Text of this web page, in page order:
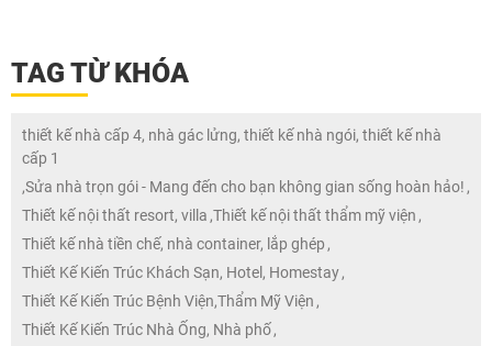
TAG TỪ KHÓA
thiết kế nhà cấp 4, nhà gác lửng, thiết kế nhà ngói, thiết kế nhà
cấp 1
,Sửa nhà trọn gói - Mang đến cho bạn không gian sống hoàn hảo! ,
Thiết kế nội thất resort, villa ,Thiết kế nội thất thẩm mỹ viện ,
Thiết kế nhà tiền chế, nhà container, lắp ghép ,
Thiết Kế Kiến Trúc Khách Sạn, Hotel, Homestay,
Thiết Kế Kiến Trúc Bệnh Viện,Thẩm Mỹ Viện ,
Thiết Kế Kiến Trúc Nhà Ống, Nhà phố,